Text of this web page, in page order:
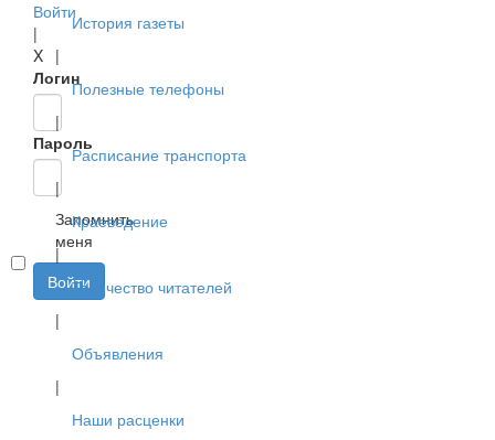
Войти
|
X
Логин
Пароль
Запомнить
меня
Войти
История газеты
|
Полезные телефоны
|
Расписание транспорта
|
Краеведение
|
Творчество читателей
|
Объявления
|
Наши расценки